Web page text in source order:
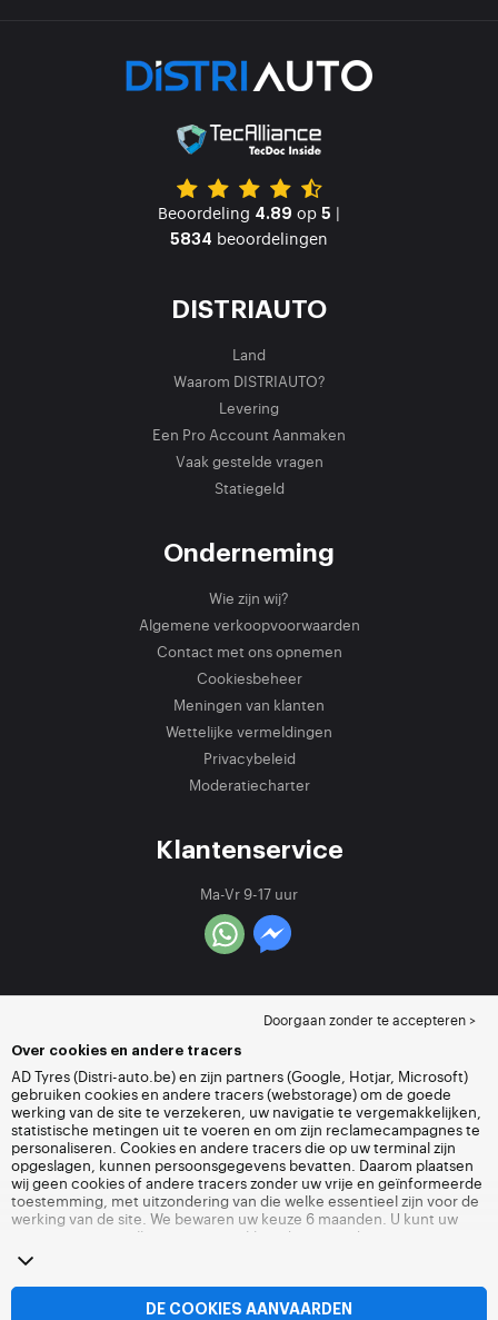
Beoordeling 4.89 op 5 |
5834 beoordelingen
DISTRIAUTO
Land
Waarom DISTRIAUTO?
Levering
Een Pro Account Aanmaken
Vaak gestelde vragen
Statiegeld
Onderneming
Wie zijn wij?
Algemene verkoopvoorwaarden
Contact met ons opnemen
Cookiesbeheer
Meningen van klanten
Wettelijke vermeldingen
Privacybeleid
Moderatiecharter
Klantenservice
Ma-Vr 9-17 uur
Doorgaan zonder te accepteren >
Over cookies en andere tracers
AD Tyres (Distri-auto.be) en zijn partners (Google, Hotjar, Microsoft)
gebruiken cookies en andere tracers (webstorage) om de goede
werking van de site te verzekeren, uw navigatie te vergemakkelijken,
statistische metingen uit te voeren en om zijn reclamecampagnes te
personaliseren. Cookies en andere tracers die op uw terminal zijn
opgeslagen, kunnen persoonsgegevens bevatten. Daarom plaatsen
wij geen cookies of andere tracers zonder uw vrije en geïnformeerde
toestemming, met uitzondering van die welke essentieel zijn voor de
werking van de site. We bewaren uw keuze 6 maanden. U kunt uw
toestemming op elk moment intrekken door naar de pagina over
cookies en andere tracers
surfen zonder het deponeren van cookies of andere tracers te
aanvaarden. Weigering verhindert de toegang tot diensten niet Distri-
auto.be. Voor meer informatie,bezoek de cookies en andere tracers
DE COOKIES AANVAARDEN